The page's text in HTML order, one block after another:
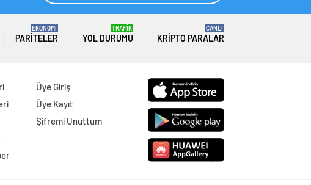
HABERLERİ
GÜNDEM 06 Ağustos 2026
Joe Biden 6 aylık hedeflerini açıkladı.